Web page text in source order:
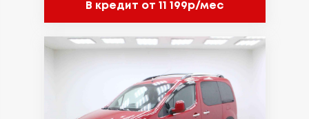
В кредит от 11 199р/мес